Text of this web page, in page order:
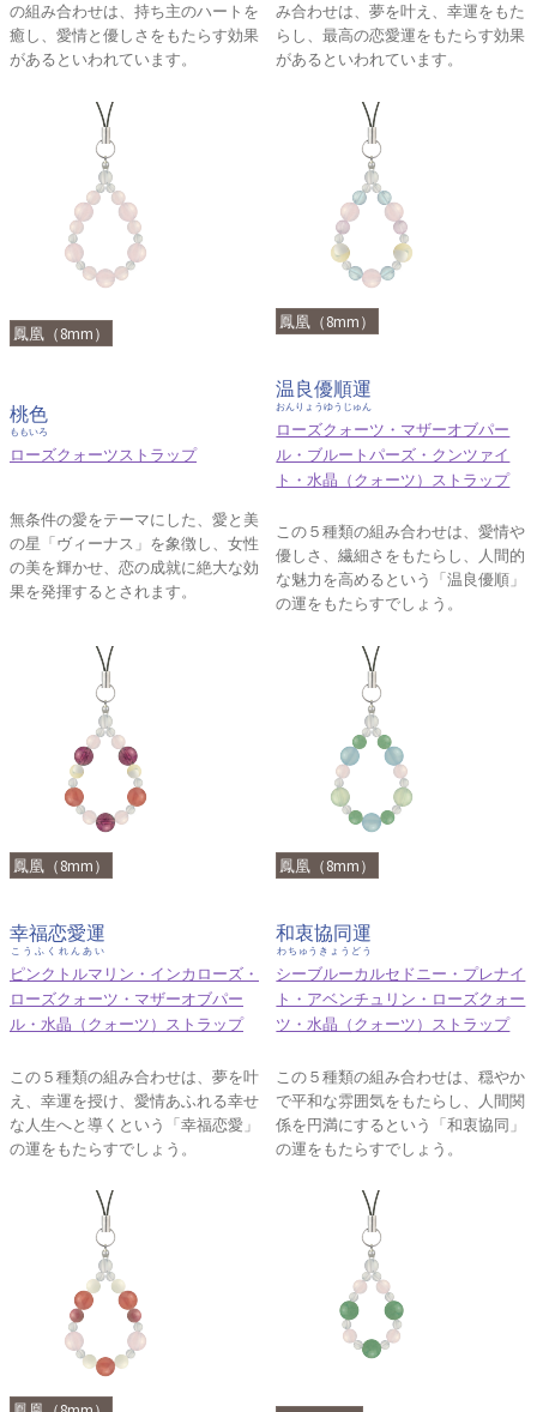
の組み合わせは、持ち主のハートを
癒し、愛情と優しさをもたらす効果
があるといわれています。
み合わせは、夢を叶え、幸運をもた
らし、最高の恋愛運をもたらす効果
があるといわれています。
鳳凰（8mm）
桃色
ももいろ
ローズクォーツストラップ
無条件の愛をテーマにした、愛と美
の星「ヴィーナス」を象徴し、女性
の美を輝かせ、恋の成就に絶大な効
果を発揮するとされます。
鳳凰（8mm）
温良優順運
おんりょうゆうじゅん
ローズクォーツ・マザーオブパー
ル・ブルートパーズ・クンツァイ
ト・水晶（クォーツ）ストラップ
この５種類の組み合わせは、愛情や
優しさ、繊細さをもたらし、人間的
な魅力を高めるという「温良優順」
の運をもたらすでしょう。
鳳凰（8mm）
幸福恋愛運
こうふくれんあい
ピンクトルマリン・インカローズ・
ローズクォーツ・マザーオブパー
ル・水晶（クォーツ）ストラップ
この５種類の組み合わせは、夢を叶
え、幸運を授け、愛情あふれる幸せ
な人生へと導くという「幸福恋愛」
の運をもたらすでしょう。
鳳凰（8mm）
和衷協同運
わちゅうきょうどう
シーブルーカルセドニー・プレナイ
ト・アベンチュリン・ローズクォー
ツ・水晶（クォーツ）ストラップ
この５種類の組み合わせは、穏やか
で平和な雰囲気をもたらし、人間関
係を円満にするという「和衷協同」
の運をもたらすでしょう。